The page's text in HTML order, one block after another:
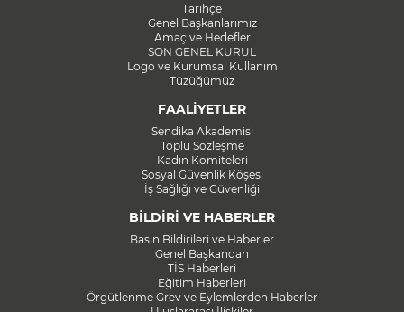
Tarihçe
Genel Başkanlarımız
Amaç ve Hedefler
SON GENEL KURUL
Logo ve Kurumsal Kullanım
Tüzüğümüz
FAALİYETLER
Sendika Akademisi
Toplu Sözleşme
Kadın Komiteleri
Sosyal Güvenlik Köşesi
İş Sağlığı ve Güvenliği
BİLDİRİ VE HABERLER
Basın Bildirileri ve Haberler
Genel Başkandan
TİS Haberleri
Eğitim Haberleri
Örgütlenme Grev ve Eylemlerden Haberler